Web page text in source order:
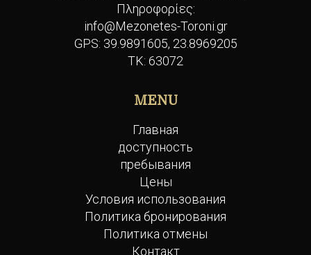
Πληροφορίες:
info@Mezonetes-Toroni.gr
GPS: 39.9891605, 23.8969205
ΤΚ: 63072
MENU
Главная
доступность
пребывания
Цены
Условия использования
Политика бронирования
Политика отмены
Контакт